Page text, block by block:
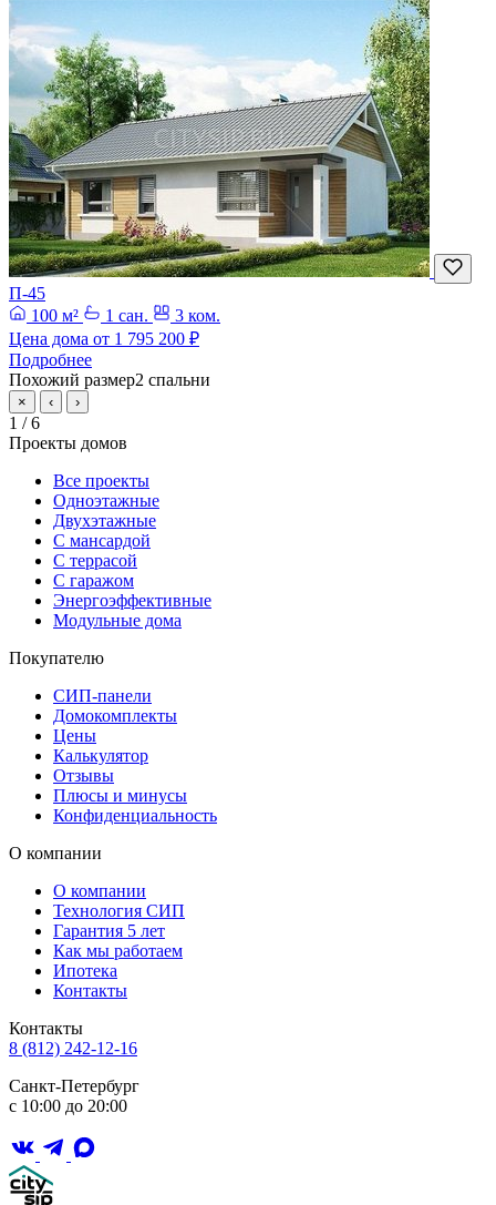
П-45
100 м²
1 сан.
3 ком.
Цена дома от 1 795 200 ₽
Подробнее
Похожий размер2 спальни
× ‹ ›
1 / 6
Проекты домов
Все проекты
Одноэтажные
Двухэтажные
С мансардой
С террасой
С гаражом
Энергоэффективные
Модульные дома
Покупателю
СИП-панели
Домокомплекты
Цены
Калькулятор
Отзывы
Плюсы и минусы
Конфиденциальность
О компании
О компании
Технология СИП
Гарантия 5 лет
Как мы работаем
Ипотека
Контакты
Контакты
8 (812) 242-12-16
Санкт-Петербург
с 10:00 до 20:00